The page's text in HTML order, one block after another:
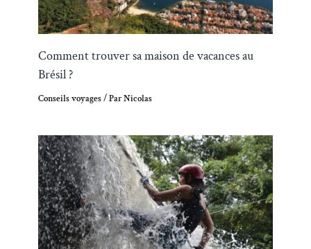
Comment trouver sa maison de vacances au
Brésil ?
Conseils voyages/ ParNicolas